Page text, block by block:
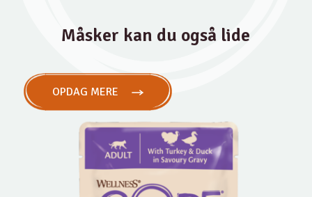
Måsker kan du også lide
OPDAG MERE